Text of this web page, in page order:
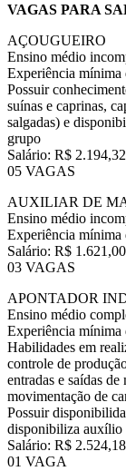
VAGAS PARA
AÇOUGUEIRO
Ensino médio
Experiência mínima
Possuir
suínas e caprinas,
salgadas) e
grupo
Salário: R$
05 VAGAS
AUXILIAR DE
Ensino médio
Experiência mínima
Salário: R$
03 VAGAS
APONTADOR
Ensino médio
Experiência mínima
Habilidades em
controle de
entradas e saídas
movimentação de
Possuir
disponibiliza auxílio
Salário: R$
01 VAGA